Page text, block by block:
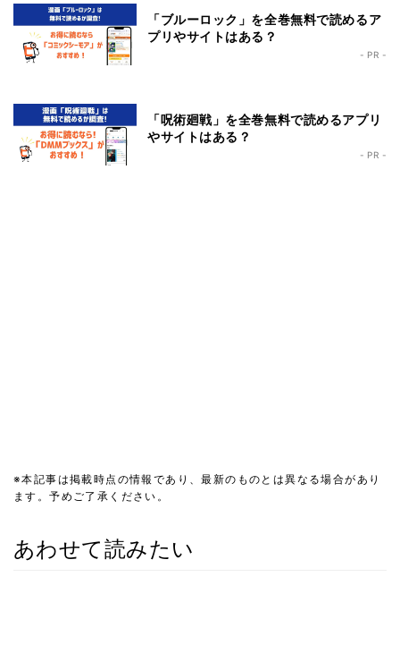
「ブルーロック」を全巻無料で読めるア
プリやサイトはある？
- PR -
「呪術廻戦」を全巻無料で読めるアプリ
やサイトはある？
- PR -
※本記事は掲載時点の情報であり、最新のものとは異なる場合があり
ます。予めご了承ください。
あわせて読みたい